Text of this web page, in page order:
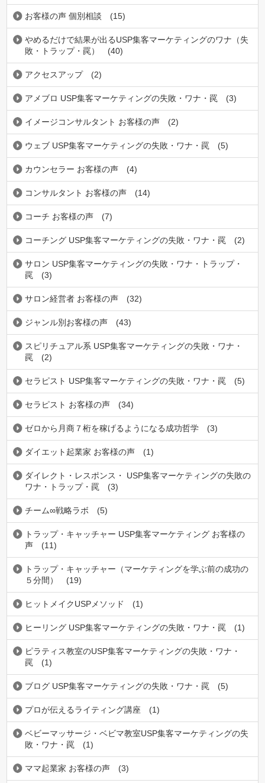
お客様の声 個別相談 (15)
やめるだけで結果が出るUSP集客マーケティングのワナ（失
敗・トラップ・罠）
(40)
アクセスアップ (2)
アメブロ USP集客マーケティングの失敗・ワナ・罠 (3)
イメージコンサルタント お客様の声 (2)
ウェブ USP集客マーケティングの失敗・ワナ・罠 (5)
カウンセラー お客様の声 (4)
コンサルタント お客様の声 (14)
コーチ お客様の声 (7)
コーチング USP集客マーケティングの失敗・ワナ・罠 (2)
サロン USP集客マーケティングの失敗・ワナ・トラップ・
罠
(3)
サロン経営者 お客様の声 (32)
ジャンル別お客様の声 (43)
スピリチュアル系 USP集客マーケティングの失敗・ワナ・
罠
(2)
セラピスト USP集客マーケティングの失敗・ワナ・罠 (5)
セラピスト お客様の声 (34)
ゼロから月商７桁を稼げるようになる成功哲学 (3)
ダイエット起業家 お客様の声 (1)
ダイレクト・レスポンス・ USP集客マーケティングの失敗の
ワナ・トラップ・罠
(3)
チーム∞戦略ラボ (5)
トラップ・キャッチャー USP集客マーケティング お客様の
声
(11)
トラップ・キャッチャー（マーケティングを学ぶ前の成功の
５分間）
(19)
ヒットメイクUSPメソッド (1)
ヒーリング USP集客マーケティングの失敗・ワナ・罠 (1)
ピラティス教室のUSP集客マーケティングの失敗・ワナ・
罠
(1)
ブログ USP集客マーケティングの失敗・ワナ・罠 (5)
プロが伝えるライティング講座 (1)
ベビーマッサージ・ベビマ教室USP集客マーケティングの失
敗・ワナ・罠
(1)
ママ起業家 お客様の声 (3)